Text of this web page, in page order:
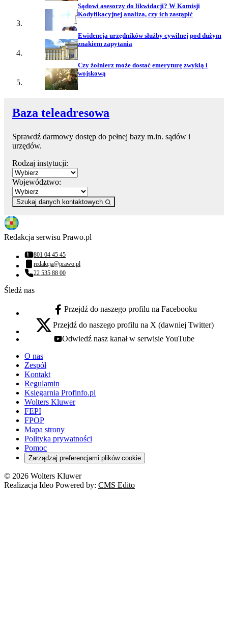
Sądowi asesorzy do likwidacji? W Komisji
Kodyfikacyjnej analiza, czy ich zastąpić
Ewidencja urzędników służby cywilnej pod dużym
znakiem zapytania
Czy żołnierz może dostać emeryturę zwykłą i
wojskową
Baza teleadresowa
Sprawdź darmowy dostęp do pełnej bazy m.in. sądów i
urzędów.
Rodzaj instytucji:
Województwo:
Szukaj danych kontaktowych
Redakcja serwisu Prawo.pl
Numer telefonu:
801 04 45 45
Adres email:
redakcja@prawo.pl
Numer telefonu:
22 535 88 00
Śledź nas
facebook - otwiera się w nowej karcie
Przejdź do naszego profilu na Facebooku
x - otwiera się w nowej karcie
Przejdź do naszego profilu na X (dawniej Twitter)
youtube - otwiera się w nowej karcie
Odwiedź nasz kanał w serwisie YouTube
O nas
Zespół
Kontakt
Regulamin
Księgarnia Profinfo.pl
Wolters Kluwer
FEPI
FPOP
Mapa strony
Polityka prywatności
Pomoc
Zarządzaj preferencjami plików cookie
© 2026 Wolters Kluwer
Realizacja Ideo Powered by: CMS Edito